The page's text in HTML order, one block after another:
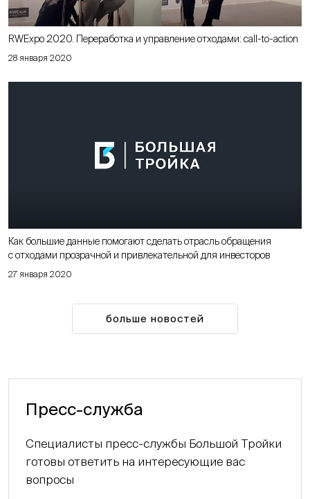
28 января 2020
RWExpo 2020. Переработка и управление отходами: call-to-action
27 января 2020
Как большие данные помогают сделать отрасль обращения
с отходами прозрачной и привлекательной для инвесторов
больше новостей
Пресс-служба
Специалисты пресс-службы Большой Тройки
готовы ответить на интересующие вас
вопросы